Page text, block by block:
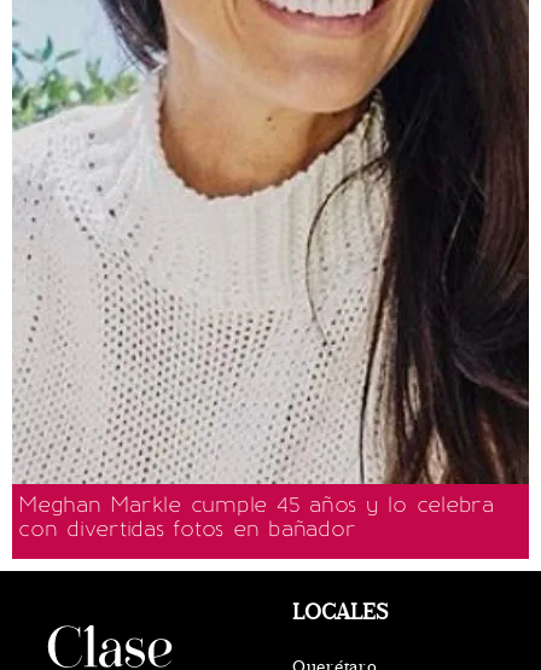
Meghan Markle cumple 45 años y lo celebra
con divertidas fotos en bañador
LOCALES